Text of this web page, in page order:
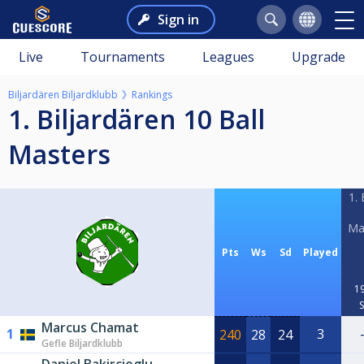
Sign in
Live Tournaments Leagues Upgrade
Biljardären Biljardklubb Rankings
1. Biljardären 10 Ball
Masters
Pts Ws Sd Played
1.
1 Marcus Chamat
Gefle Biljardklubb 240 28 24 3 -